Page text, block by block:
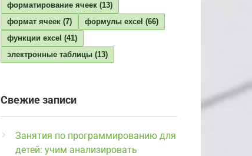
форматирование ячеек (13)
формат ячеек (7) формулы excel (66)
функции excel (41)
электронные таблицы (13)
Свежие записи
Занятия по программированию для
детей: учим анализировать